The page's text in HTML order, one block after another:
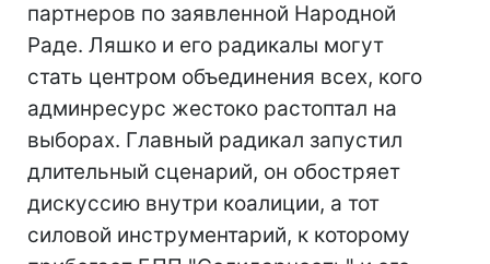
партнеров по заявленной Народной
Раде. Ляшко и его радикалы могут
стать центром объединения всех, кого
админресурс жестоко растоптал на
выборах. Главный радикал запустил
длительный сценарий, он обостряет
дискуссию внутри коалиции, а тот
силовой инструментарий, к которому